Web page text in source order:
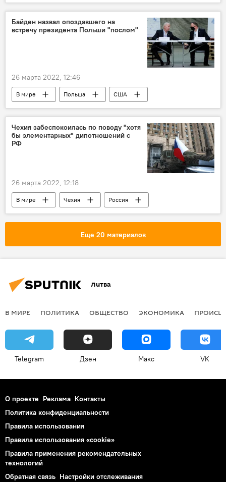
Европа
Евросоюз (ЕС) Литва
Байден назвал опоздавшего на
встречу президента Польши "послом"
26 марта 2022, 12:46
В мире Польша
США
Джо Байден
Анджей Дуда
Чехия забеспокоилась по поводу "хотя
бы элементарных" дипотношений с
РФ
26 марта 2022, 12:18
В мире Чехия
Россия
дипломатические отношения
Еще 20 материалов
Литва
В МИРЕ ПОЛИТИКА ОБЩЕСТВО ЭКОНОМИКА
Telegram Дзен Макс VK
О проекте Реклама Контакты
Политика конфиденциальности
Правила использования
Правила использования «cookie»
Правила применения рекомендательных
технологий
Обратная связь Настройки отслеживания